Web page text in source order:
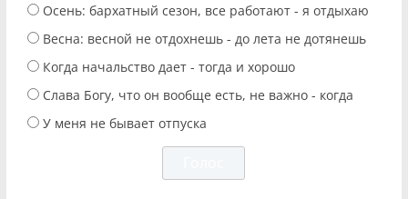
Осень: бархатный сезон, все работают - я отдыхаю
Весна: весной не отдохнешь - до лета не дотянешь
Когда начальство дает - тогда и хорошо
Слава Богу, что он вообще есть, не важно - когда
У меня не бывает отпуска